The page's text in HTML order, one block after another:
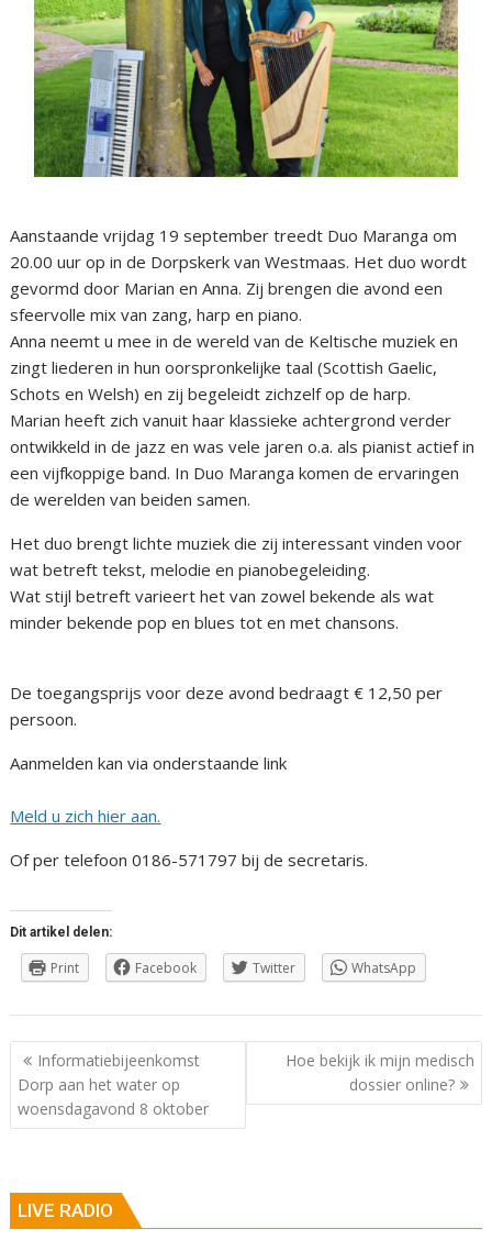
Aanstaande vrijdag 19 september treedt Duo Maranga om
20.00 uur op in de Dorpskerk van Westmaas. Het duo wordt
gevormd door Marian en Anna. Zij brengen die avond een
sfeervolle mix van zang, harp en piano.
Anna neemt u mee in de wereld van de Keltische muziek en
zingt liederen in hun oorspronkelijke taal (Scottish Gaelic,
Schots en Welsh) en zij begeleidt zichzelf op de harp.
Marian heeft zich vanuit haar klassieke achtergrond verder
ontwikkeld in de jazz en was vele jaren o.a. als pianist actief in
een vijfkoppige band. In Duo Maranga komen de ervaringen
de werelden van beiden samen.
Het duo brengt lichte muziek die zij interessant vinden voor
wat betreft tekst, melodie en pianobegeleiding.
Wat stijl betreft varieert het van zowel bekende als wat
minder bekende pop en blues tot en met chansons.
De toegangsprijs voor deze avond bedraagt € 12,50 per
persoon.
Aanmelden kan via onderstaande link
Meld u zich hier aan.
Of per telefoon 0186-571797 bij de secretaris.
Dit artikel delen:
Print Facebook Twitter WhatsApp
Berichtnavigatie
Informatiebijeenkomst
Dorp aan het water op
woensdagavond 8 oktober
Hoe bekijk ik mijn medisch
dossier online?
LIVE RADIO